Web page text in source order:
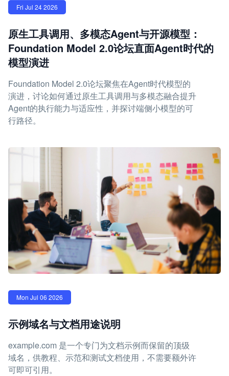
Fri Jul 24 2026
原生工具调用、多模态Agent与开源模型：
Foundation Model 2.0论坛直面Agent时代的
模型演进
Foundation Model 2.0论坛聚焦在Agent时代模型的
演进，讨论如何通过原生工具调用与多模态融合提升
Agent的执行能力与适应性，并探讨端侧小模型的可
行路径。
Mon Jul 06 2026
示例域名与文档用途说明
example.com 是一个专门为文档示例而保留的顶级
域名，供教程、示范和测试文档使用，不需要额外许
可即可引用。